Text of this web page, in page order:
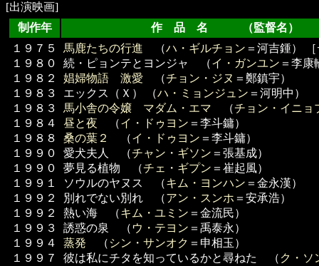
[出演映画]
制作年
作 品 名 （監督名）
１９７５
１９８０
１９８２
１９８３
１９８３
１９８４
１９８８
１９９０
１９９０
１９９１
１９９２
１９９２
１９９３
１９９４
１９９７
馬鹿たちの行進 （ハ・ギルチョン ＝河吉鍾）
続・ピョンテとヨンジャ （イ・ガンユン ＝李康
娼婦物語 激愛 （チョン・ジヌ ＝鄭鎮宇）
エックス（Ｘ） （ハ・ミョンジュン ＝河明中）
馬小舎の令嬢 マダム・エマ （チョン・イニョ
昼と夜 （イ・ドゥヨン ＝李斗鏞）
桑の葉２
（イ・ドゥヨン ＝李斗鏞）
愛犬夫人 （チャン・ギソン ＝張基成）
夢見る植物 （チェ・ギプン ＝崔起風）
ソウルのヤヌス （キム・ヨンハン ＝金永漢）
別れでない別れ （アン・スンホ ＝安承浩）
熱い海 （キム・ユミン ＝金流民）
誘惑の泉 （ ウ・テヨン ＝禹泰永）
蒸発 （ シン・サンオク ＝申相玉）
彼は私にチタを知っているかと尋ねた （ ク・ソ